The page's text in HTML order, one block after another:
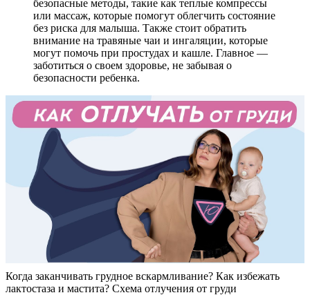
безопасные методы, такие как теплые компрессы
или массаж, которые помогут облегчить состояние
без риска для малыша. Также стоит обратить
внимание на травяные чаи и ингаляции, которые
могут помочь при простудах и кашле. Главное —
заботиться о своем здоровье, не забывая о
безопасности ребенка.
Когда заканчивать грудное вскармливание? Как избежать
лактостаза и мастита? Схема отлучения от груди